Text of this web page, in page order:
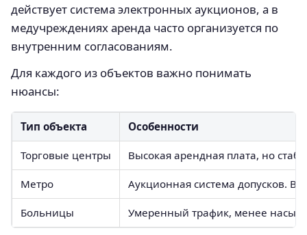
действует система электронных аукционов, а в
медучреждениях аренда часто организуется по
внутренним согласованиям.
Для каждого из объектов важно понимать
нюансы:
Тип объекта Особенности
Торговые центры Высокая арендная плата, но
Метро Аукционная система допусков.
Больницы Умеренный трафик, менее